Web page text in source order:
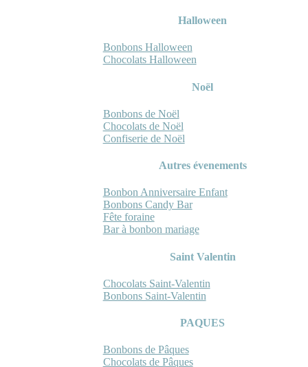
Halloween
Bonbons Halloween
Chocolats Halloween
Noël
Bonbons de Noël
Chocolats de Noël
Confiserie de Noël
Autres évenements
Bonbon Anniversaire Enfant
Bonbons Candy Bar
Fête foraine
Bar à bonbon mariage
Saint Valentin
Chocolats Saint-Valentin
Bonbons Saint-Valentin
PAQUES
Bonbons de Pâques
Chocolats de Pâques